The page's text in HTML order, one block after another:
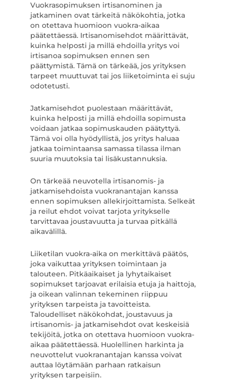
Vuokrasopimuksen irtisanominen ja
jatkaminen ovat tärkeitä näkökohtia, jotka
on otettava huomioon vuokra-aikaa
päätettäessä. Irtisanomisehdot määrittävät,
kuinka helposti ja millä ehdoilla yritys voi
irtisanoa sopimuksen ennen sen
päättymistä. Tämä on tärkeää, jos yrityksen
tarpeet muuttuvat tai jos liiketoiminta ei suju
odotetusti.
Jatkamisehdot puolestaan määrittävät,
kuinka helposti ja millä ehdoilla sopimusta
voidaan jatkaa sopimuskauden päätyttyä.
Tämä voi olla hyödyllistä, jos yritys haluaa
jatkaa toimintaansa samassa tilassa ilman
suuria muutoksia tai lisäkustannuksia.
On tärkeää neuvotella irtisanomis- ja
jatkamisehdoista vuokranantajan kanssa
ennen sopimuksen allekirjoittamista. Selkeät
ja reilut ehdot voivat tarjota yritykselle
tarvittavaa joustavuutta ja turvaa pitkällä
aikavälillä.
Liiketilan vuokra-aika on merkittävä päätös,
joka vaikuttaa yrityksen toimintaan ja
talouteen. Pitkäaikaiset ja lyhytaikaiset
sopimukset tarjoavat erilaisia etuja ja haittoja,
ja oikean valinnan tekeminen riippuu
yrityksen tarpeista ja tavoitteista.
Taloudelliset näkökohdat, joustavuus ja
irtisanomis- ja jatkamisehdot ovat keskeisiä
tekijöitä, jotka on otettava huomioon vuokra-
aikaa päätettäessä. Huolellinen harkinta ja
neuvottelut vuokranantajan kanssa voivat
auttaa löytämään parhaan ratkaisun
yrityksen tarpeisiin.